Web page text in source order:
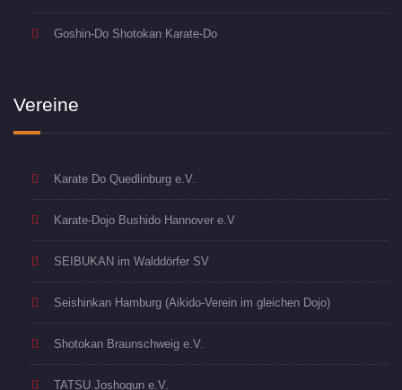
Goshin-Do Shotokan Karate-Do
Vereine
Karate Do Quedlinburg e.V.
Karate-Dojo Bushido Hannover e.V
SEIBUKAN im Walddörfer SV
Seishinkan Hamburg (Aikido-Verein im gleichen Dojo)
Shotokan Braunschweig e.V.
TATSU Joshogun e.V.